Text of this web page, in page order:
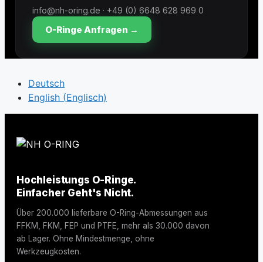
info@nh-oring.de · +49 (0) 6648 628 969 0
O-Ringe Anfragen →
Deutsch
English (Englisch)
Hochleistungs O-Ringe.
Einfacher Geht's Nicht.
Über 200.000 lieferbare O-Ring-Abmessungen aus
FFKM, FKM, FEP und PTFE, mehr als 30.000 davon
ab Lager. Ohne Mindestmenge, ohne
Werkzeugkosten.